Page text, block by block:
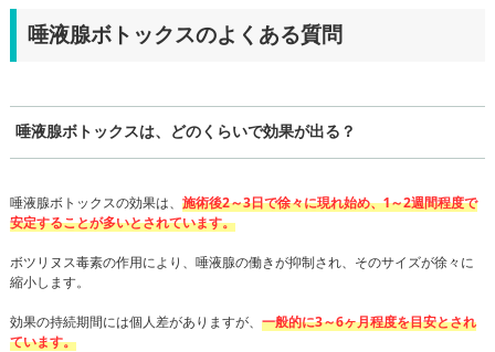
唾液腺ボトックスのよくある質問
唾液腺ボトックスは、どのくらいで効果が出る？
唾液腺ボトックスの効果は、 施術後2～3日で徐々に現れ始め、1～2週間程度で
安定することが多いとされています。
ボツリヌス毒素の作用により、唾液腺の働きが抑制され、そのサイズが徐々に
縮小します。
効果の持続期間には個人差がありますが、 一般的に3～6ヶ月程度を目安とされ
ています。